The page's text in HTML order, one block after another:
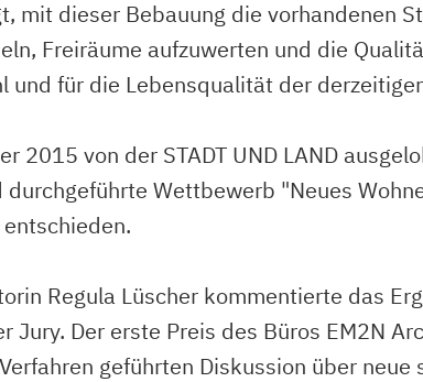
mit dieser Bebauung die vorhandenen
Freiräume aufzuwerten und die
und für die Lebensqualität der
2015 von der STADT UND LAND
Wettbewerb "Neues
Regula Lüscher kommentierte das
Jury. Der erste Preis des Büros EM2N
geführten Diskussion über